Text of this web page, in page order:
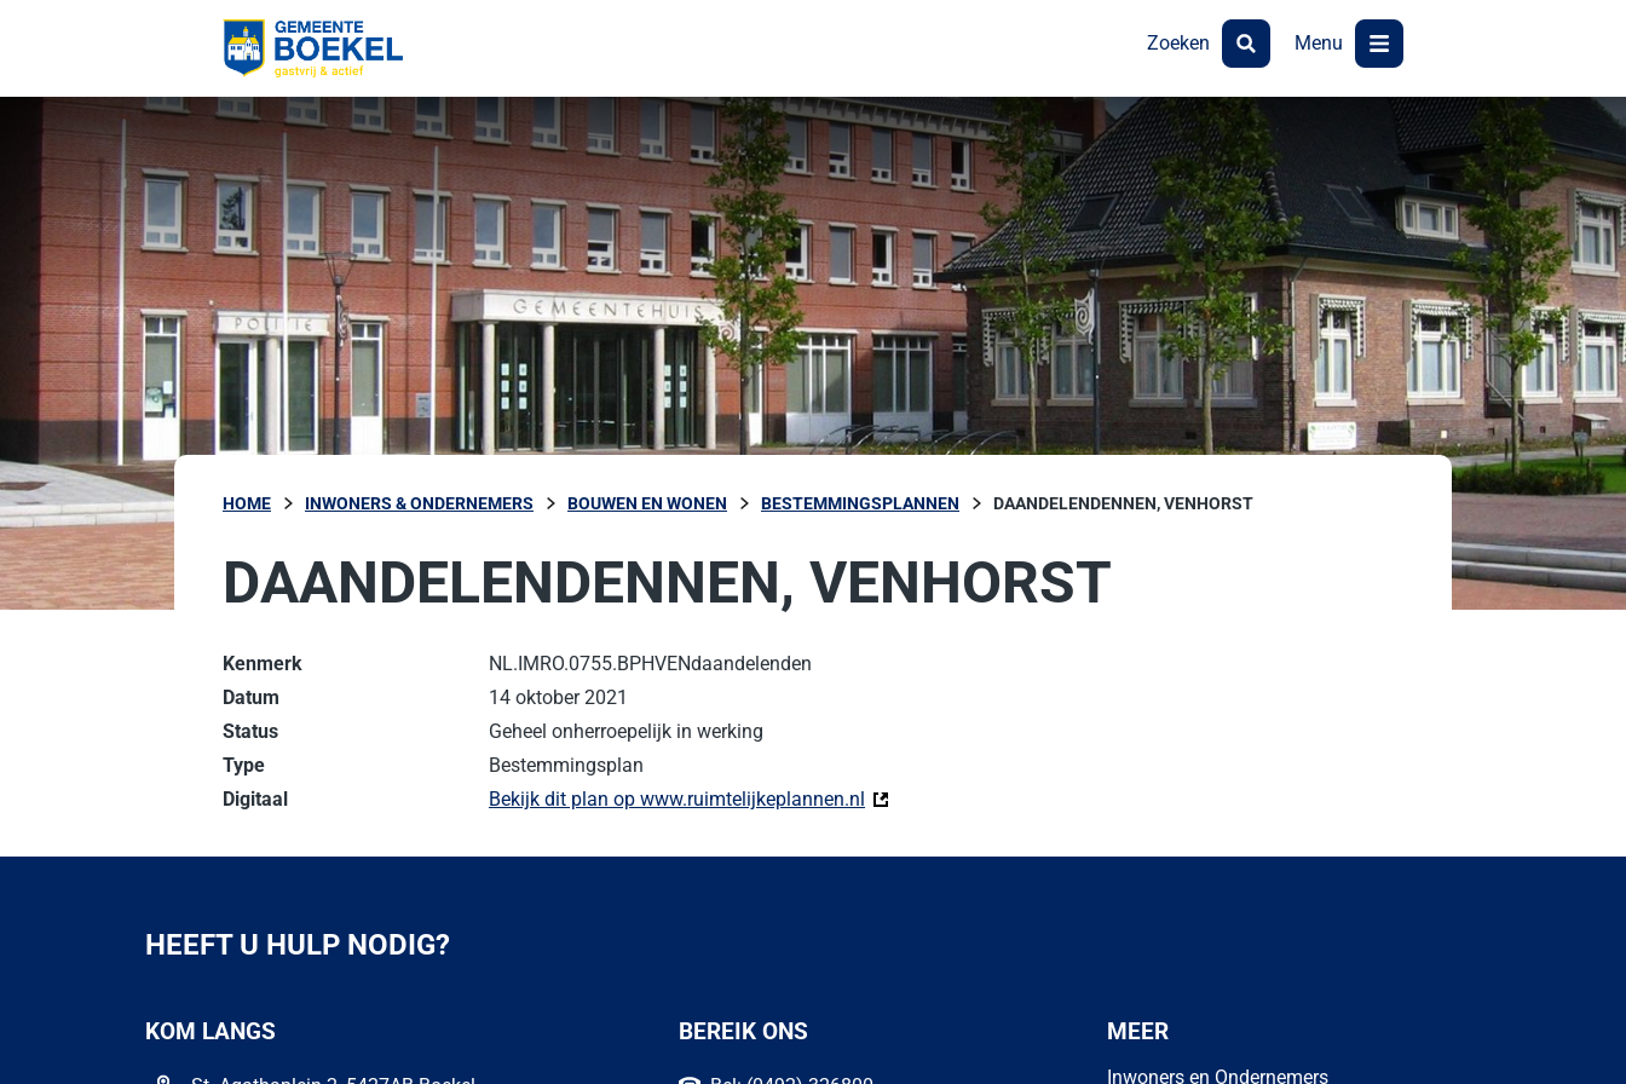
Zoeken Menu
HOME INWONERS & ONDERNEMERS BOUWEN EN WONEN BESTEMMINGSPLANNEN DAANDELENDENNEN, VENHORST
DAANDELENDENNEN, VENHORST
Kenmerk
NL.IMRO.0755.BPHVENdaandelenden
Datum
14 oktober 2021
Status
Geheel onherroepelijk in werking
Type
Bestemmingsplan
Digitaal
Bekijk dit plan op www.ruimtelijkeplannen.nl (Deze link gaat naar een externe website)
HEEFT U HULP NODIG?
KOM LANGS BEREIK ONS MEER
Inwoners en Ondernemers